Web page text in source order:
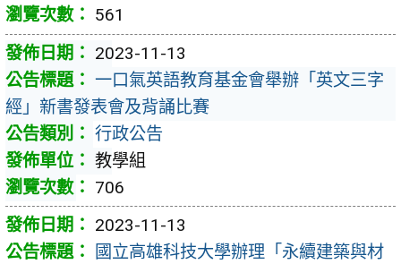
561
2023-11-13
一口氣英語教育基金會舉辦「英文三字
經」新書發表會及背誦比賽
行政公告
教學組
706
2023-11-13
國立高雄科技大學辦理「永續建築與材